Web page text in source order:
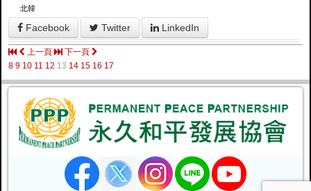
北韓
Facebook Twitter LinkedIn
上一頁
下一頁
8 9 10 11 12 13 14 15 16 17